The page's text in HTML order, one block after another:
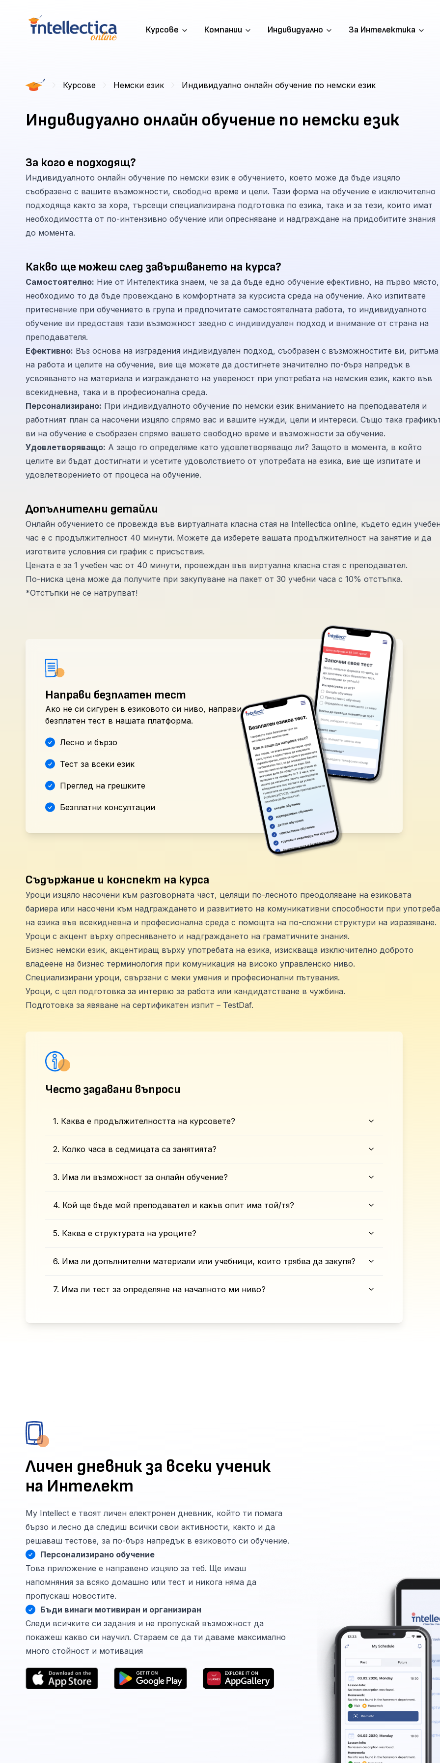
Курсове Компании Индивидуално За Интелектика
Курсове Немски език Индивидуално онлайн обучение по немски език
Индивидуално онлайн обучение по немски език
За кого е подходящ?
Индивидуалното онлайн обучение по немски език е обучението, което може да бъде изцяло
съобразено с вашите възможности, свободно време и цели. Тази форма на обучение е изключително
подходяща както за хора, търсещи специализирана подготовка по езика, така и за тези, които имат
необходимостта от по-интензивно обучение или опресняване и надграждане на придобитите знания
до момента.
Какво ще можеш след завършването на курса?
Самостоятелно: Ние от Интелектика знаем, че за да бъде едно обучение ефективно, на първо място, е
необходимо то да бъде провеждано в комфортната за курсиста среда на обучение. Ако изпитвате
притеснение при обучението в група и предпочитате самостоятелната работа, то индивидуалното
обучение ви предоставя тази възможност заедно с индивидуален подход и внимание от страна на
преподавателя.
Ефективно: Въз основа на изградения индивидуален подход, съобразен с възможностите ви, ритъма
на работа и целите на обучение, вие ще можете да достигнете значително по-бърз напредък в
усвояването на материала и изграждането на увереност при употребата на немския език, както във
всекидневна, така и в професионална среда.
Персонализирано: При индивидуалното обучение по немски език вниманието на преподавателя и
работният план са насочени изцяло спрямо вас и вашите нужди, цели и интереси. Също така
ви на обучение е съобразен спрямо вашето свободно време и възможности за обучение.
Удовлетворяващо: А защо го определяме като удовлетворяващо ли? Защото в момента, в който
целите ви бъдат достигнати и усетите удоволствието от употребата на езика, вие ще изпитате и
удовлетворението от процеса на обучение.
Допълнителни детайли
Онлайн обучението се провежда във виртуалната класна стая на Intellectica online, където един
час е с продължителност 40 минути. Можете да изберете вашата продължителност на занятие и да
изготвите условния си график с присъствия.
Цената е за 1 учебен час от 40 минути, провеждан във виртуална класна стая с преподавател.
По-ниска цена може да получите при закупуване на пакет от 30 учебни часа с 10% отстъпка.
*Отстъпки не се натрупват!
Направи безплатен тест
Ако не си сигурен в езиковото си ниво, направи
безплатен тест в нашата платформа.
Лесно и бързо
Тест за всеки език
Преглед на грешките
Безплатни консултации
Съдържание и конспект на курса
Уроци изцяло насочени към разговорната част, целящи по-лесното преодоляване на езиковата
бариера или насочени към надграждането и развитието на комуникативни способности при употреба
на езика във всекидневна и професионална среда с помощта на по-сложни структури на изразяване.
Уроци с акцент върху опресняването и надграждането на граматичните знания.
Бизнес немски език, акцентиращ върху употребата на езика, изискваща изключително доброто
владеене на бизнес терминология при комуникация на високо управленско ниво.
Специализирани уроци, свързани с меки умения и професионални пътувания.
Уроци, с цел подготовка за интервю за работа или кандидатстване в чужбина.
Подготовка за явяване на сертификатен изпит – TestDaf.
Често задавани въпроси
1. Каква е продължителността на курсовете?
2. Колко часа в седмицата са занятията?
3. Има ли възможност за онлайн обучение?
4. Кой ще бъде мой преподавател и какъв опит има той/тя?
5. Каква е структурата на уроците?
6. Има ли допълнителни материали или учебници, които трябва да закупя?
7. Има ли тест за определяне на началното ми ниво?
Личен дневник за всеки ученик
на Интелект
My Intellect е твоят личен електронен дневник, който ти помага
бързо и лесно да следиш всички свои активности, както и да
решаваш тестове, за по-бърз напредък в езиковото си обучение.
Персонализирано обучение
Това приложение е направено изцяло за теб. Ще имаш
напомняния за всяко домашно или тест и никога няма да
пропускаш новостите.
Бъди винаги мотивиран и организиран
Следи всичките си задания и не пропускай възможност да
покажеш какво си научил. Стараем се да ти даваме максимално
много стойност и мотивация